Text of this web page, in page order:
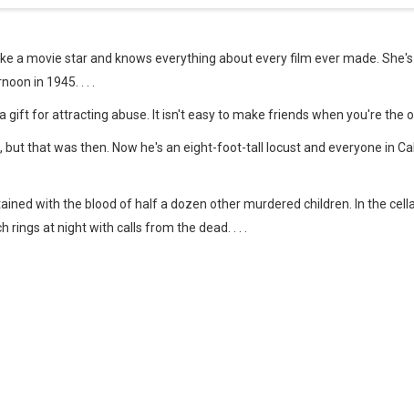
a movie star and knows everything about every film ever made.
in 1945. . . .
gift for attracting abuse. It isn't easy to make friends when you're the
but that was then. Now he's an eight-foot-tall locust and everyone in
with the blood of half a dozen other murdered children. In the
at night with calls from the dead. . . .